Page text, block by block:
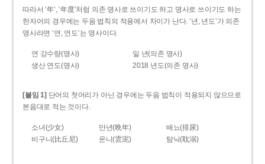
따라서 ‘年’, ‘年度’처럼 의존 명사로 쓰이기도 하고 명사로 쓰이기도 하는
한자어의 경우에는 두음 법칙의 적용에서 차이가 난다. ‘년, 년도’가 의존
명사라면 ‘연, 연도’는 명사이다.
연 강수량(명사)
일 년(의존 명사)
생산 연도(명사)
2018 년도(의존 명사)
[붙임 1] 단어의 첫머리가 아닌 경우에는 두음 법칙이 적용되지 않으므로
본음대로 적는 것이다.
소녀(少女) 만년(晩年)
배뇨(排尿)
비구니(比丘尼)
운니(雲泥) 탐닉(耽溺)